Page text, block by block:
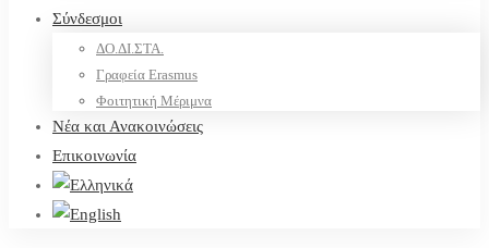
Σύνδεσμοι
ΔΟ.ΔΙ.ΣΤΑ.
Γραφεία Erasmus
Φοιτητική Μέριμνα
Νέα και Ανακοινώσεις
Επικοινωνία